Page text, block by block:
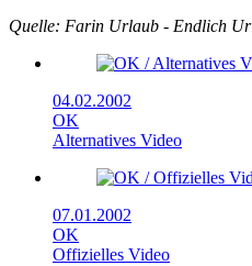
Quelle: Farin Urlaub - Endlich
04.02.2002
OK
Alternatives Video
07.01.2002
OK
Offizielles Video